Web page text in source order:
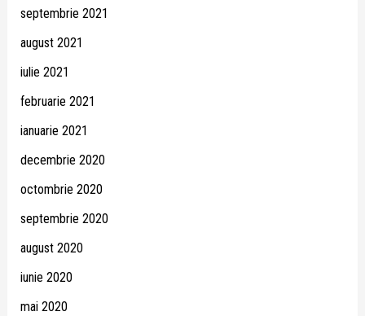
septembrie 2021
august 2021
iulie 2021
februarie 2021
ianuarie 2021
decembrie 2020
octombrie 2020
septembrie 2020
august 2020
iunie 2020
mai 2020